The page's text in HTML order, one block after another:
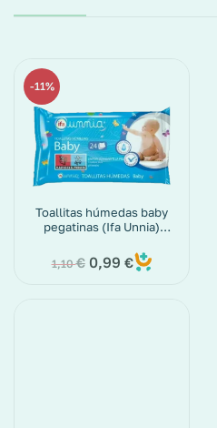
11%
Toallitas húmedas baby
pegatinas (Ifa Unnia)
1,10€ 0,99 €